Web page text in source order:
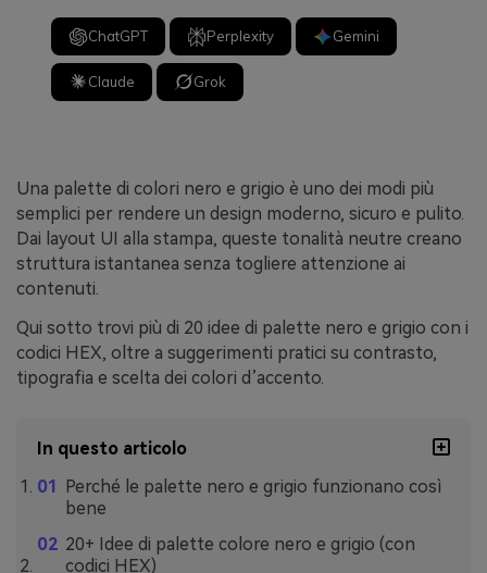
ChatGPT Perplexity Gemini
Claude Grok
Una palette di colori nero e grigio è uno dei modi più
semplici per rendere un design moderno, sicuro e pulito.
Dai layout UI alla stampa, queste tonalità neutre creano
struttura istantanea senza togliere attenzione ai
contenuti.
Qui sotto trovi più di 20 idee di palette nero e grigio con i
codici HEX, oltre a suggerimenti pratici su contrasto,
tipografia e scelta dei colori d’accento.
In questo articolo
Perché le palette nero e grigio funzionano così
bene
20+ Idee di palette colore nero e grigio (con
codici HEX)